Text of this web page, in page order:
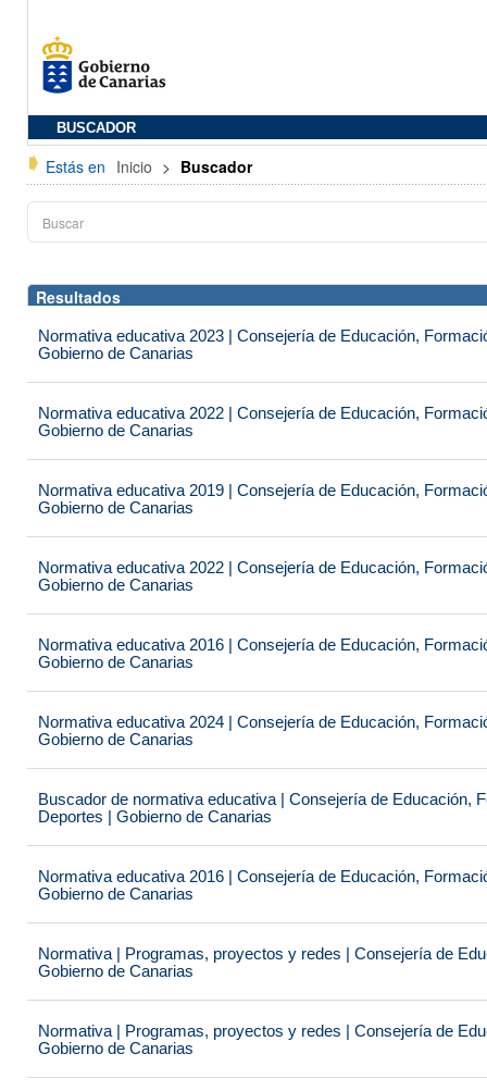
BUSCADOR
Estás en Inicio > Buscador
Resultados
Normativa educativa 2023 | Consejería de Educación,
Gobierno de Canarias
Normativa educativa 2022 | Consejería de Educación,
Gobierno de Canarias
Normativa educativa 2019 | Consejería de Educación,
Gobierno de Canarias
Normativa educativa 2022 | Consejería de Educación,
Gobierno de Canarias
Normativa educativa 2016 | Consejería de Educación,
Gobierno de Canarias
Normativa educativa 2024 | Consejería de Educación,
Gobierno de Canarias
Buscador de normativa educativa | Consejería de Educación,
Deportes | Gobierno de Canarias
Normativa educativa 2016 | Consejería de Educación,
Gobierno de Canarias
Normativa | Programas, proyectos y redes | Consejería de
Gobierno de Canarias
Normativa | Programas, proyectos y redes | Consejería de
Gobierno de Canarias